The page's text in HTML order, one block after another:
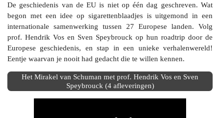
De geschiedenis van de EU is niet op één dag geschreven. Wat
begon met een idee op sigarettenblaadjes is uitgemond in een
internationale samenwerking tussen 27 Europese landen. Volg
prof. Hendrik Vos en Sven Speybrouck op hun roadtrip door de
Europese geschiedenis, en stap in een unieke verhalenwereld!
Eentje waarvan je nooit had gedacht die te willen kennen.
Het Mirakel van Schuman met prof. Hendrik Vos en Sven
Speybrouck (4 afleveringen)